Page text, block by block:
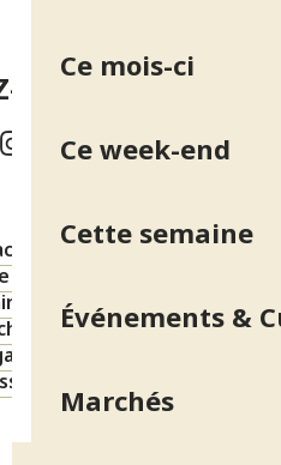
Ce mois-ci
Ce week-end
Cette semaine
Événements &
Marchés
NOUS !
pro
presse